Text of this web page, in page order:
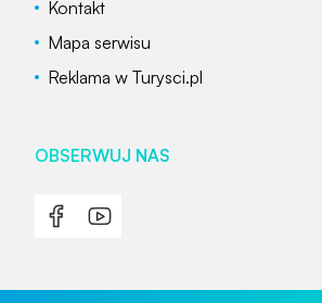
Kontakt
Mapa serwisu
Reklama w Turysci.pl
OBSERWUJ NAS